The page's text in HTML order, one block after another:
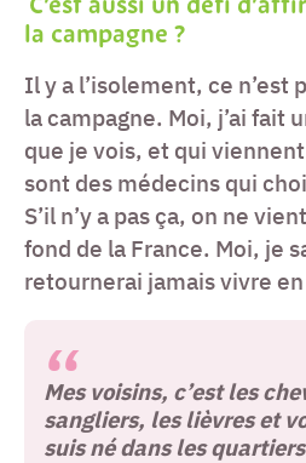
C’est aussi un défi
la campagne ?
Il y a l’isolement, ce n’est
la campagne. Moi, j’ai fait
que je vois, et qui
sont des médecins qui
S’il n’y a pas ça, on ne
fond de la France. Moi, je
retournerai jamais vivre
Mes voisins, c’est les
sangliers, les lièvres et
suis né dans les